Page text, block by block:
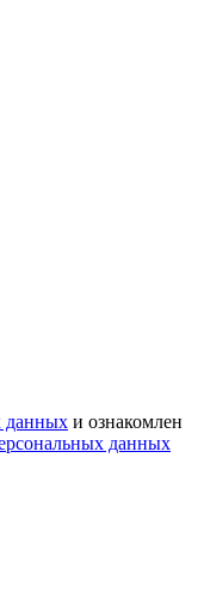
данных и ознакомлен
данных